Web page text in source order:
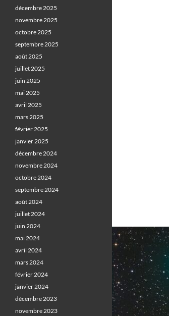
décembre 2025
novembre 2025
octobre 2025
septembre 2025
août 2025
juillet 2025
juin 2025
mai 2025
avril 2025
mars 2025
février 2025
janvier 2025
décembre 2024
novembre 2024
octobre 2024
septembre 2024
août 2024
juillet 2024
juin 2024
mai 2024
avril 2024
mars 2024
février 2024
janvier 2024
décembre 2023
novembre 2023